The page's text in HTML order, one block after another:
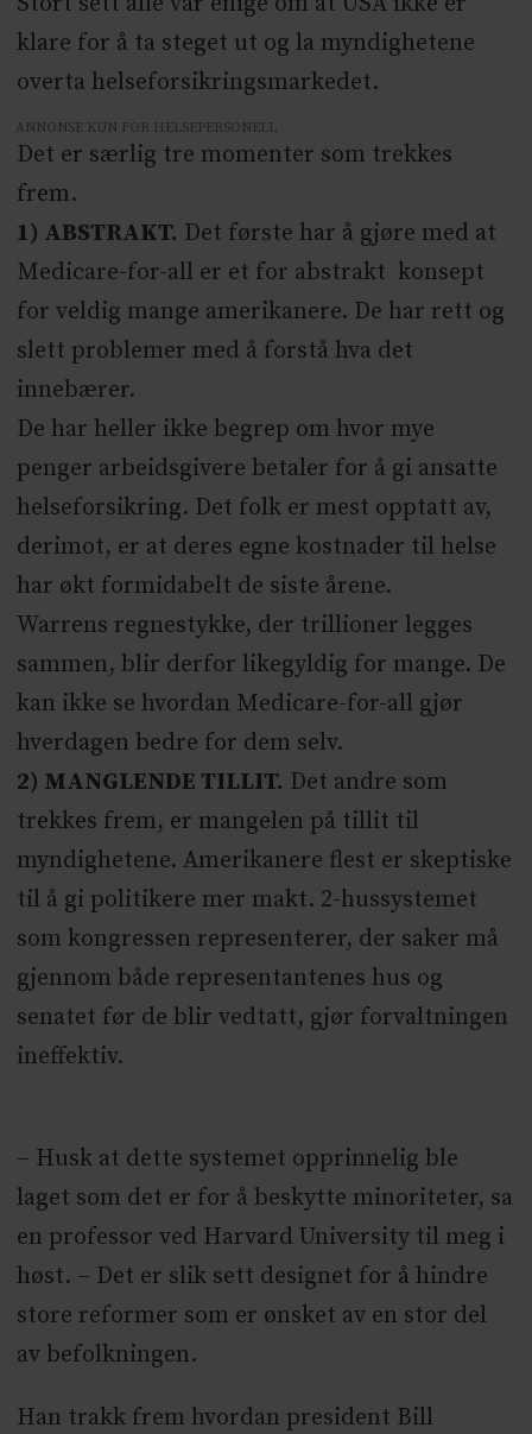
klare for å ta steget ut og la myndighetene
overta helseforsikringsmarkedet.
ANNONSE KUN FOR HELSEPERSONELL
Det er særlig tre momenter som trekkes
frem.
1) ABSTRAKT. Det første har å gjøre med at
Medicare-for-all er et for abstrakt konsept
for veldig mange amerikanere. De har rett og
slett problemer med å forstå hva det
innebærer.
De har heller ikke begrep om hvor mye
penger arbeidsgivere betaler for å gi ansatte
helseforsikring. Det folk er mest opptatt av,
derimot, er at deres egne kostnader til helse
har økt formidabelt de siste årene.
Warrens regnestykke, der trillioner legges
sammen, blir derfor likegyldig for mange. De
kan ikke se hvordan Medicare-for-all gjør
hverdagen bedre for dem selv.
2) MANGLENDE TILLIT. Det andre som
trekkes frem, er mangelen på tillit til
myndighetene. Amerikanere flest er skeptiske
til å gi politikere mer makt. 2-hussystemet
som kongressen representerer, der saker må
gjennom både representantenes hus og
senatet før de blir vedtatt, gjør forvaltningen
ineffektiv.
– Husk at dette systemet opprinnelig ble
laget som det er for å beskytte minoriteter, sa
en professor ved Harvard University til meg i
høst. – Det er slik sett designet for å hindre
store reformer som er ønsket av en stor del
av befolkningen.
Han trakk frem hvordan president Bill